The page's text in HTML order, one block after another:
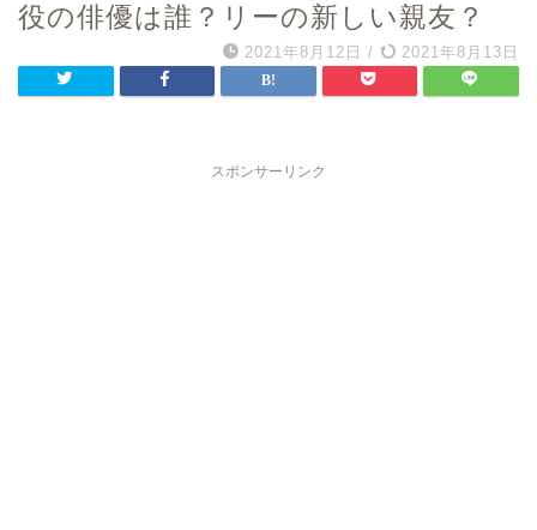
役の俳優は誰？リーの新しい親友？
2021年8月12日 / 2021年8月13日
スポンサーリンク